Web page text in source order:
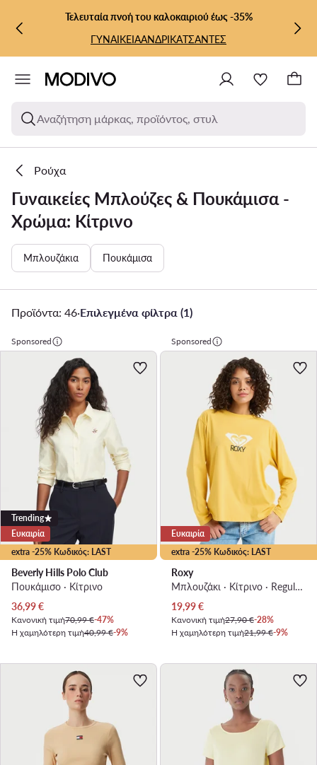
ΜΕΤΆΒΑΣΗ ΣΤΟ ΚΎΡΙΟ ΠΕΡΙΕΧΌΜΕΝΟ
ΜΕΤΆΒΑΣΗ ΣΤΗΝ ΑΝΑΖΉΤΗΣΗ
Τελευταία πνοή του καλοκαιριού έως -35%
ΓΥΝΑΙΚΕΙΑΑΝΔΡΙΚΑΤΣΑΝΤΕΣ
Αναζήτηση μάρκας, προϊόντος, στυλ
Ρούχα
Γυναικείες Μπλούζες & Πουκάμισα -
Χρώμα: Κίτρινο
Μπλουζάκια Πουκάμισα
Προϊόντα: 46·Επιλεγμένα φίλτρα (1)
Sponsored
extra -25% Κωδικός: LAST
Trending
Ευκαιρία
Beverly Hills Polo Club
Πουκάμισο · Κίτρινο
Τρέχουσα τιμή
36,99€
Κανονική τιμή70,99 €-47%
Η χαμηλότερη τιμή40,99 €-9%
Sponsored
extra -25% Κωδικός: LAST
Ευκαιρία
Roxy
Μπλουζάκι · Κίτρινο · Regular Fit
Τρέχουσα τιμή
19,99€
Κανονική τιμή27,90 €-28%
Η χαμηλότερη τιμή21,99 €-9%